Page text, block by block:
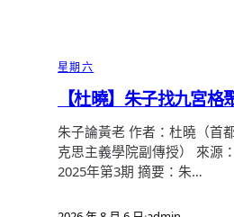
星期六
【杜曉】朱子找九宮格
朱子論黃老 作者：杜曉（首
克思主義學院副傳授） 來源
2025年第3期 摘要：朱…